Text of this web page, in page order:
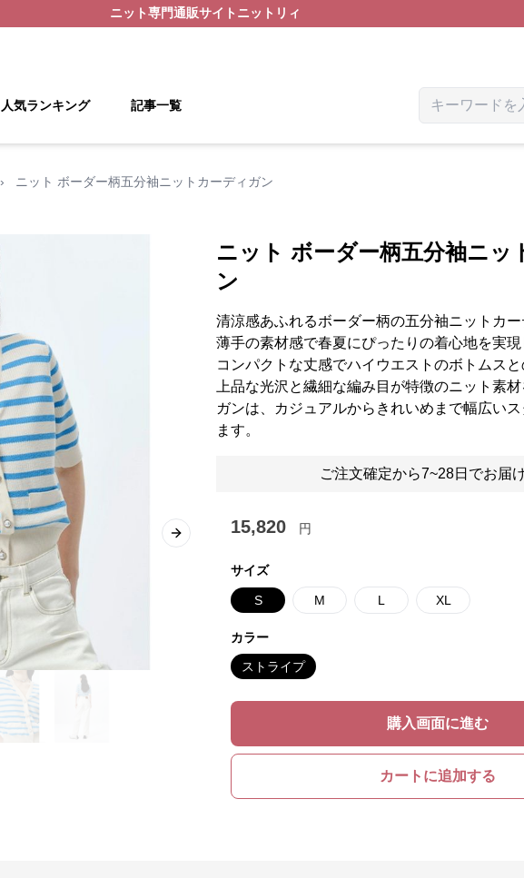
ニット専門通販サイト ニットリィ
人気ランキング 記事一覧
› ニット ボーダー柄五分袖ニットカーディガン
Next slide
ニット ボーダー柄五分袖ニッ
ン
清涼感あふれるボーダー柄の五分袖ニットカー
薄手の素材感で春夏にぴったりの着心地を実現
コンパクトな丈感でハイウエストのボトムスと
上品な光沢と繊細な編み目が特徴のニット素
ガンは、カジュアルからきれいめまで幅広い
ます。
ご注文確定から7~28日でお届
15,820 円
サイズ
S M L XL
カラー
ストライプ
購入画面に進む
カートに追加する